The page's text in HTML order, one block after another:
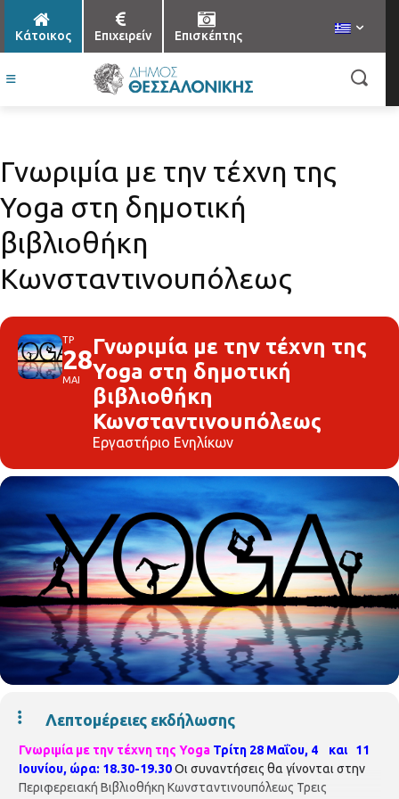
Κάτοικος Επιχειρείν Επισκέπτης
Γνωριμία με την τέχνη της
Yoga στη δημοτική
βιβλιοθήκη
Κωνσταντινουπόλεως
ΤΡ
28
ΜΑΙ
Γνωριμία με την τέχνη της
Yoga στη δημοτική
βιβλιοθήκη
Κωνσταντινουπόλεως
Εργαστήριο Ενηλίκων
Λεπτομέρειες εκδήλωσης
Γνωριμία με την τέχνη της Yoga Τρίτη 28 Μαΐου, 4 και 11
Ιουνίου, ώρα: 18.30-19.30Οι συναντήσεις θα γίνονται στην
Περιφερειακή Βιβλιοθήκη Κωνσταντινουπόλεως Τρεις